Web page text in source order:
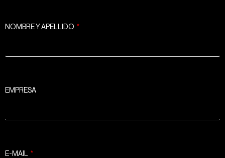
NOMBRE Y APELLIDO
EMPRESA
E-MAIL